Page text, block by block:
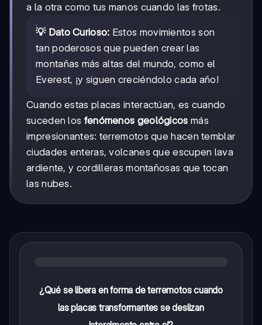
a la otra como tus manos cuando las frotas.
💡 Dato Curioso: Estos movimientos son
tan poderosos que pueden crear las
montañas más altas del mundo, como el
Everest, ¡y siguen creciéndolo cada año!
Cuando estas placas interactúan, es cuando
suceden los fenómenos geológicos más
impresionantes: terremotos que hacen temblar
ciudades enteras, volcanes que escupen lava
ardiente, y cordilleras montañosas que tocan
las nubes.
¿Qué se libera en forma de terremotos cuando
las placas transformantes se deslizan